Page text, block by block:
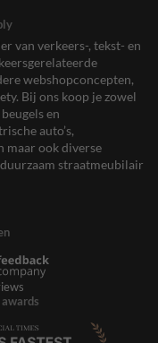
van verkeers-, tekst- en
webshopconcepten,
Bij ons koop je zowel
en
auto’s,
maar ook diverse
straatmeubilair